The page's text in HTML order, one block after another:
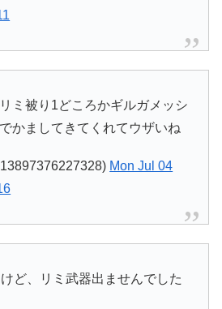
ミ被り1どころかギルガメッシ
かましてきてくれてウザいね
Mon Jul 04
ど、リミ武器出ませんでした